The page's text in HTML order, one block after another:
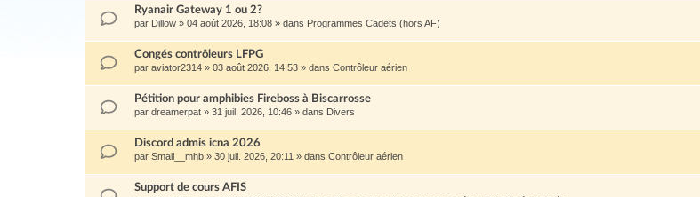
Ryanair Gateway 1 ou 2?
par Dillow » 04 août 2026, 18:08 » dans Programmes Cadets (hors AF)
Congés contrôleurs LFPG
par aviator2314 » 03 août 2026, 14:53 » dans Contrôleur aérien
Pétition pour amphibies Fireboss à Biscarrosse
par dreamerpat » 31 juil. 2026, 10:46 » dans Divers
Discord admis icna 2026
par Smail__mhb » 30 juil. 2026, 20:11 » dans Contrôleur aérien
Support de cours AFIS